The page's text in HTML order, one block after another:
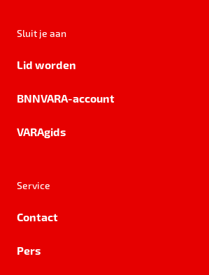
Sluit je aan
Lid worden
BNNVARA-account
VARAgids
Service
Contact
Pers